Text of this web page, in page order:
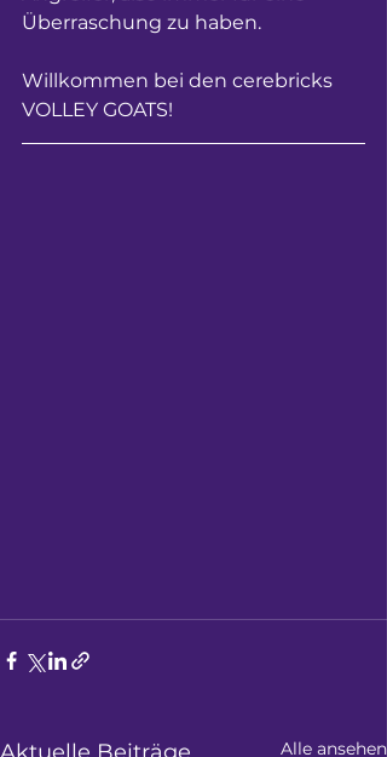
Überraschung zu haben.
Willkommen bei den cerebricks
VOLLEY GOATS!
Alle ansehen